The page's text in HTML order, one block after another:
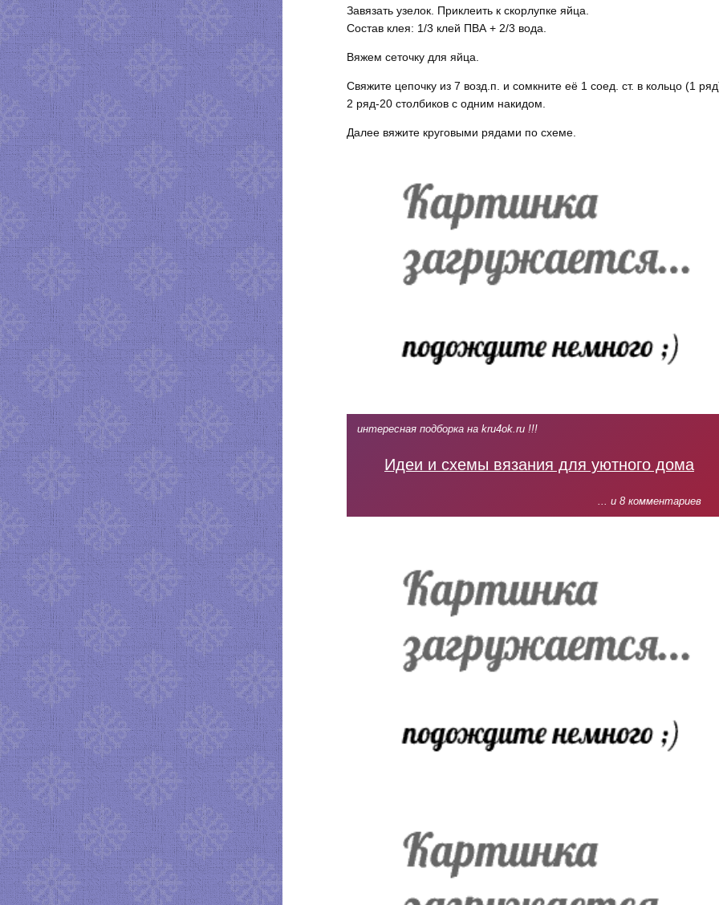
Завязать узелок. Приклеить к скорлупке яйца.
Состав клея: 1/3 клей ПВА + 2/3 вода.
Вяжем сеточку для яйца.
Свяжите цепочку из 7 возд.п. и сомкните её 1 соед. ст. в кольцо (1
2 ряд-20 столбиков с одним накидом.
Далее вяжите круговыми рядами по схеме.
интересная подборка на kru4ok.ru !!!
Идеи и схемы вязания для уютного дома
... и 8 комментариев